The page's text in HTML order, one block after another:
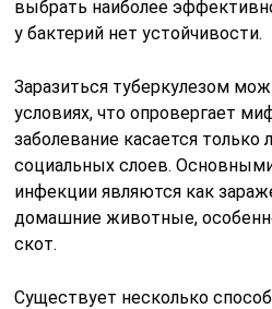
выбрать наиболее
у бактерий нет устойчивости.
Заразиться туберкулезом
условиях, что опровергает
заболевание касается
социальных слоев.
инфекции являются как
домашние животные,
скот.
Существует несколько